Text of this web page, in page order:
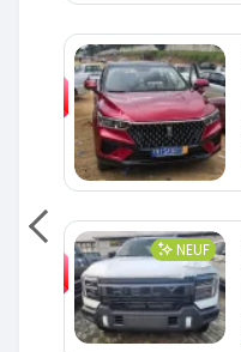
SPÉCIAL NEUF